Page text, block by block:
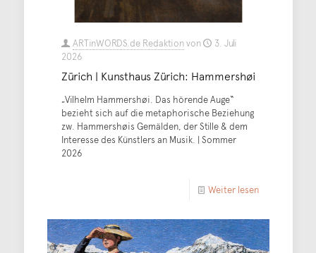
ARTinWORDS.de Redaktionvon
3. Juli
2026
Zürich | Kunsthaus Zürich: Hammershøi
„Vilhelm Hammershøi. Das hörende Auge“
bezieht sich auf die metaphorische Beziehung
zw. Hammershøis Gemälden, der Stille & dem
Interesse des Künstlers an Musik. | Sommer
2026
Weiter lesen